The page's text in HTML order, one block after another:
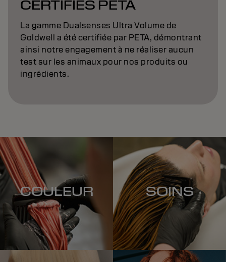
CERTIFIÉS PETA
La gamme Dualsenses Ultra Volume de
Goldwell a été certifiée par PETA, démontrant
ainsi notre engagement à ne réaliser aucun
test sur les animaux pour nos produits ou
ingrédients.
COULEUR SOINS